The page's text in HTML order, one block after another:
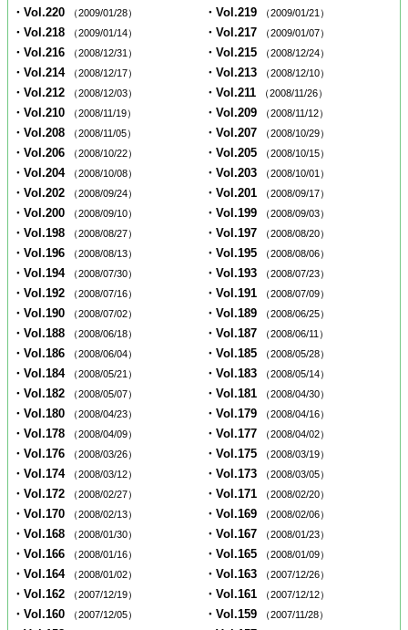
・Vol.220 （2009/01/28） ・Vol.219 （2009/01/21）
・Vol.218 （2009/01/14） ・Vol.217 （2009/01/07）
・Vol.216 （2008/12/31） ・Vol.215 （2008/12/24）
・Vol.214 （2008/12/17） ・Vol.213 （2008/12/10）
・Vol.212 （2008/12/03） ・Vol.211 （2008/11/26）
・Vol.210 （2008/11/19） ・Vol.209 （2008/11/12）
・Vol.208 （2008/11/05） ・Vol.207 （2008/10/29）
・Vol.206 （2008/10/22） ・Vol.205 （2008/10/15）
・Vol.204 （2008/10/08） ・Vol.203 （2008/10/01）
・Vol.202 （2008/09/24） ・Vol.201 （2008/09/17）
・Vol.200 （2008/09/10） ・Vol.199 （2008/09/03）
・Vol.198 （2008/08/27） ・Vol.197 （2008/08/20）
・Vol.196 （2008/08/13） ・Vol.195 （2008/08/06）
・Vol.194 （2008/07/30） ・Vol.193 （2008/07/23）
・Vol.192 （2008/07/16） ・Vol.191 （2008/07/09）
・Vol.190 （2008/07/02） ・Vol.189 （2008/06/25）
・Vol.188 （2008/06/18） ・Vol.187 （2008/06/11）
・Vol.186 （2008/06/04） ・Vol.185 （2008/05/28）
・Vol.184 （2008/05/21） ・Vol.183 （2008/05/14）
・Vol.182 （2008/05/07） ・Vol.181 （2008/04/30）
・Vol.180 （2008/04/23） ・Vol.179 （2008/04/16）
・Vol.178 （2008/04/09） ・Vol.177 （2008/04/02）
・Vol.176 （2008/03/26） ・Vol.175 （2008/03/19）
・Vol.174 （2008/03/12） ・Vol.173 （2008/03/05）
・Vol.172 （2008/02/27） ・Vol.171 （2008/02/20）
・Vol.170 （2008/02/13） ・Vol.169 （2008/02/06）
・Vol.168 （2008/01/30） ・Vol.167 （2008/01/23）
・Vol.166 （2008/01/16） ・Vol.165 （2008/01/09）
・Vol.164 （2008/01/02） ・Vol.163 （2007/12/26）
・Vol.162 （2007/12/19） ・Vol.161 （2007/12/12）
・Vol.160 （2007/12/05） ・Vol.159 （2007/11/28）